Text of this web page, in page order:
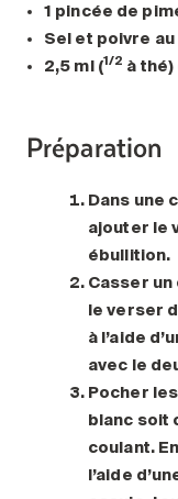
1 pincée de
Sel et poivre au
2,5 ml (1/2 à
Préparation
Dans une
ajouter le
ébullition.
Casser
le verser
à l’aide
avec le
Pocher
blanc soit
coulant.
l’aide